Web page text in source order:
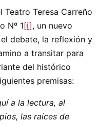
Teatro Teresa Carreño
Nº 1[i], un nuevo
debate, la reflexión y
a transitar para
del histórico
premisas:
a la lectura, al
las raíces de